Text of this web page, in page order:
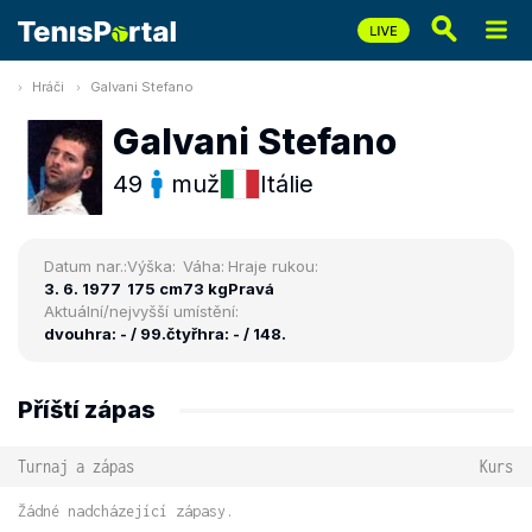
Hráči Galvani Stefano
Galvani Stefano
49 muž Itálie
Datum nar.:
3. 6. 1977
Výška:
175 cm
Váha:
73 kg
Hraje rukou:
Pravá
Aktuální/nejvyšší umístění:
dvouhra: - / 99.čtyřhra: - / 148.
Příští zápas
Turnaj a zápas Kurs
Žádné nadcházející zápasy.